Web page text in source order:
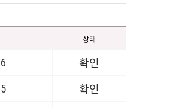
상태
확인
확인